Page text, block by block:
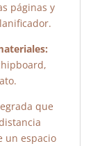
páginas y
que
un espacio